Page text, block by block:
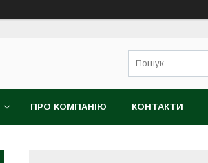
ПРО КОМПАНІЮ КОНТАКТИ